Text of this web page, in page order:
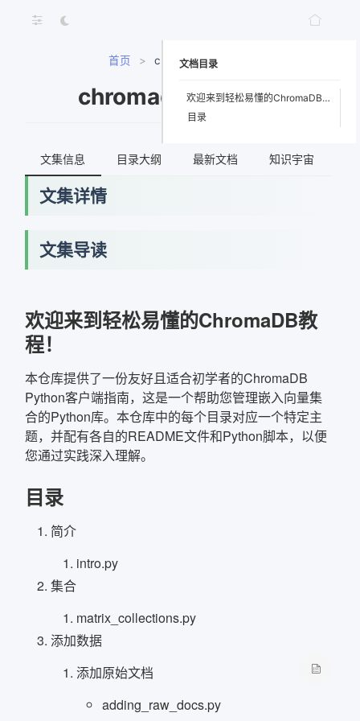
首页 > chromadb-tutorial
chromadb-tutorial
文集信息 目录大纲 最新文档 知识宇宙
文集详情
文集导读
欢迎来到轻松易懂的ChromaDB教
程！
本仓库提供了一份友好且适合初学者的ChromaDB
Python客户端指南，这是一个帮助您管理嵌入向量集
合的Python库。本仓库中的每个目录对应一个特定主
题，并配有各自的README文件和Python脚本，以便
您通过实践深入理解。
目录
简介
intro.py
集合
matrix_collections.py
添加数据
添加原始文档
adding_raw_docs.py
文档目录
欢迎来到轻松易懂的ChromaDB教程！
目录
确定
复制弹框内信息